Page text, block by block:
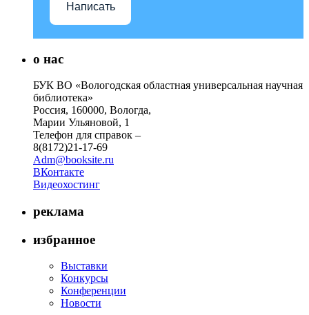
Написать
о нас
БУК ВО «Вологодская областная универсальная научная
библиотека»
Россия, 160000, Вологда,
Марии Ульяновой, 1
Телефон для справок –
8(8172)21-17-69
Adm@booksite.ru
ВКонтакте
Видеохостинг
реклама
избранное
Выставки
Конкурсы
Конференции
Новости